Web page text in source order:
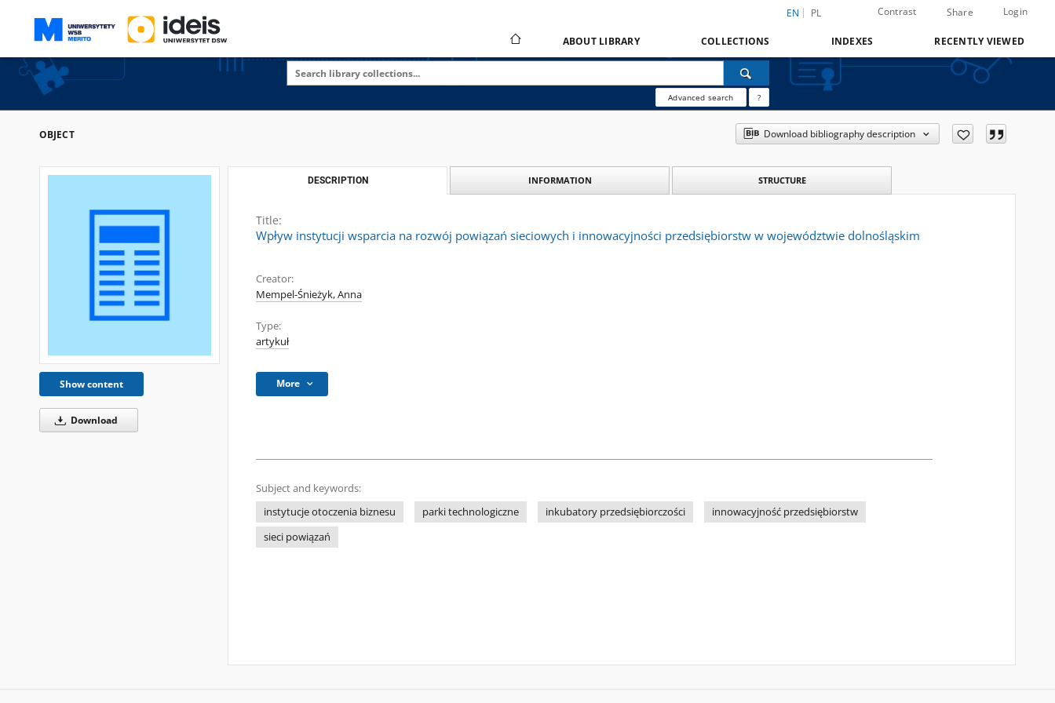
EN PL Contrast Share Login
ABOUT LIBRARY COLLECTIONS INDEXES RECENTLY VIEWED
Advanced search ?
OBJECT Download bibliography description
Show content
Download
DESCRIPTION INFORMATION STRUCTURE
Title:
Wpływ instytucji wsparcia na rozwój powiązań sieciowych i innowacyjności przedsiębiorstw w województwie dolnośląskim
Creator:
Mempel-Śnieżyk, Anna
Type:
artykuł
More
Subject and keywords:
instytucje otoczenia biznesu
parki technologiczne inkubatory przedsiębiorczości
innowacyjność przedsiębiorstw
sieci powiązań